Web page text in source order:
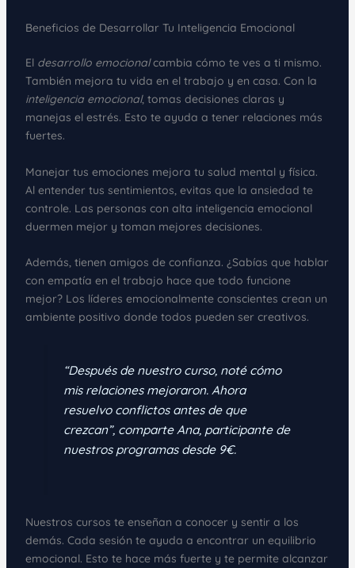
Beneficios de Desarrollar Tu Inteligencia Emocional
El desarrollo emocionalcambia cómo te ves a ti mismo.
También mejora tu vida en el trabajo y en casa. Con la
inteligencia emocional, tomas decisiones claras y
manejas el estrés. Esto te ayuda a tener relaciones más
fuertes.
Manejar tus emociones mejora tu salud mental y física.
Al entender tus sentimientos, evitas que la ansiedad te
controle. Las personas con alta inteligencia emocional
duermen mejor y toman mejores decisiones.
Además, tienen amigos de confianza. ¿Sabías que hablar
con empatía en el trabajo hace que todo funcione
mejor? Los líderes emocionalmente conscientes crean un
ambiente positivo donde todos pueden ser creativos.
“Después de nuestro curso, noté cómo
mis relaciones mejoraron. Ahora
resuelvo conflictos antes de que
crezcan”, comparte Ana, participante de
nuestros programas desde 9€.
Nuestros cursos te enseñan a conocer y sentir a los
demás. Cada sesión te ayuda a encontrar un equilibrio
emocional. Esto te hace más fuerte y te permite alcanzar